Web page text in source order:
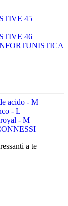
45
46
acido - M
- L
- M
a te